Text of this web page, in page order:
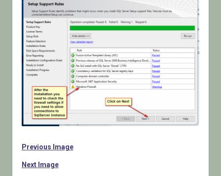
Contatto
Previous Image
Next Image